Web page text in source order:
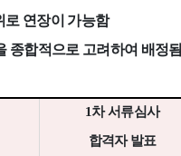
로 연장이 가능함
종합적으로 고려하여 배정됨
1차 서류심사
합격자 발표